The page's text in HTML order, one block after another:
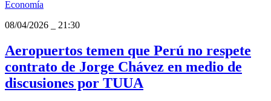
Economía
08/04/2026
21:30
Aeropuertos temen que Perú no respete
contrato de Jorge Chávez en medio de
discusiones por TUUA